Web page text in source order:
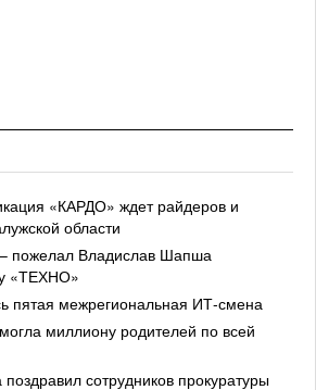
«КАРДО» ждет райдеров и
области
пожелал Владислав Шапша
«ТЕХНО»
пятая межрегиональная ИТ-смена
миллиону родителей по всей
сотрудников прокуратуры